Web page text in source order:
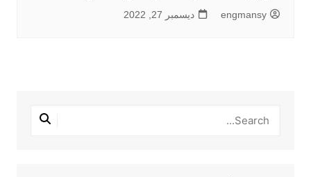
engmansy ديسمبر 27, 2022